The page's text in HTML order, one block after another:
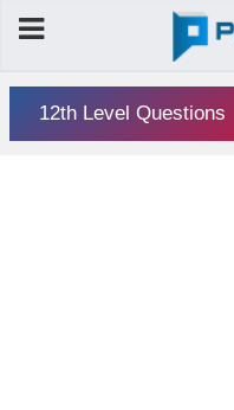
12th Level Questions